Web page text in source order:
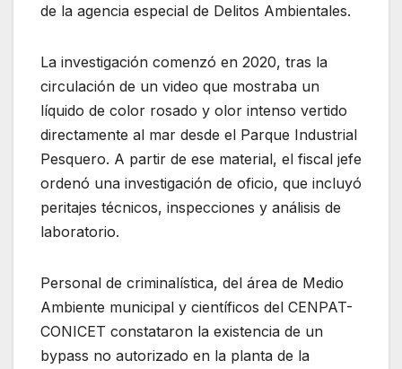
de la agencia especial de Delitos Ambientales.
La investigación comenzó en 2020, tras la
circulación de un video que mostraba un
líquido de color rosado y olor intenso vertido
directamente al mar desde el Parque Industrial
Pesquero. A partir de ese material, el fiscal jefe
ordenó una investigación de oficio, que incluyó
peritajes técnicos, inspecciones y análisis de
laboratorio.
Personal de criminalística, del área de Medio
Ambiente municipal y científicos del CENPAT-
CONICET constataron la existencia de un
bypass no autorizado en la planta de la